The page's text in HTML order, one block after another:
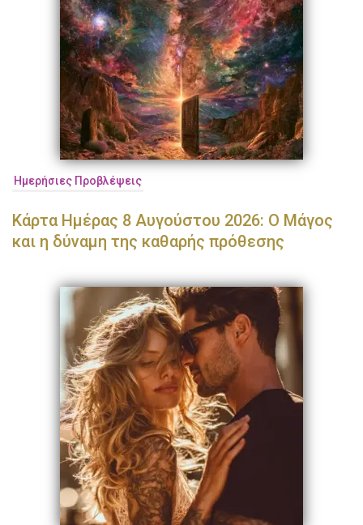
Ημερήσιες Προβλέψεις
Κάρτα Ημέρας 8 Αυγούστου 2026: Ο Μάγος
και η δύναμη της καθαρής πρόθεσης